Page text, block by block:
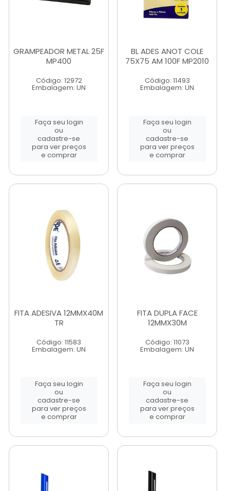
GRAMPEADOR METAL 25F
MP400
Código: 12972
Embalagem: UN
Faça seu login
ou
cadastre-se
para ver preços
e comprar
BL ADES ANOT COLE
75X75 AM 100F MP2010
Código: 11493
Embalagem: UN
Faça seu login
ou
cadastre-se
para ver preços
e comprar
FITA ADESIVA 12MMX40M
TR
Código: 11583
Embalagem: UN
Faça seu login
ou
cadastre-se
para ver preços
e comprar
FITA DUPLA FACE
12MMX30M
Código: 11073
Embalagem: UN
Faça seu login
ou
cadastre-se
para ver preços
e comprar